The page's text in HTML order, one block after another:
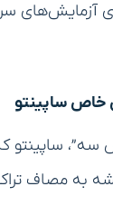
آزمایش‌های
ساپینتو
ساپینتو که
به مصاف